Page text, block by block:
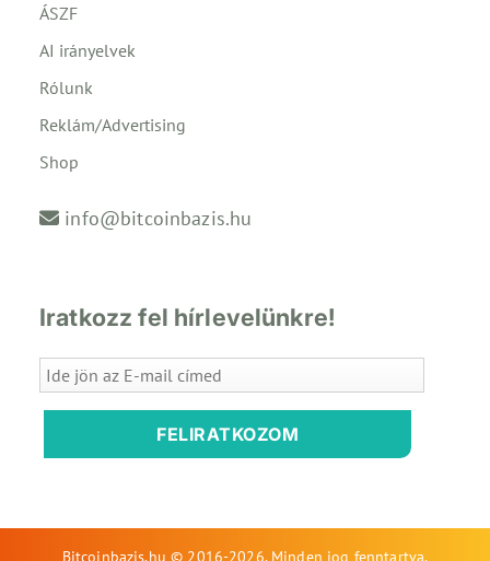
ÁSZF
AI irányelvek
Rólunk
Reklám/Advertising
Shop
info@bitcoinbazis.hu
Iratkozz fel hírlevelünkre!
FELIRATKOZOM
Bitcoinbazis.hu © 2016-2026. Minden jog fenntartva.